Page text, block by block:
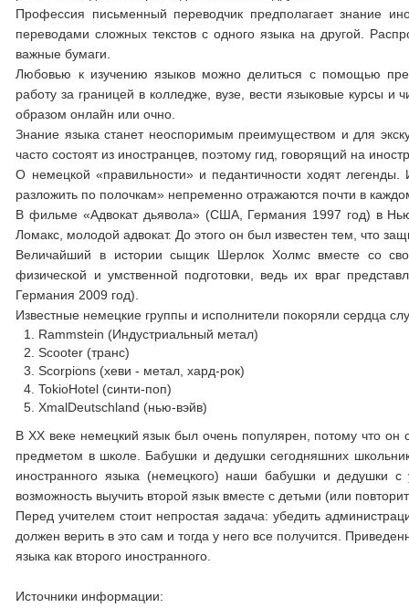
Профессия письменный переводчик предполагает знание
переводами сложных текстов с одного языка на другой.
важные бумаги.
Любовью к изучению языков можно делиться с помощью
работу за границей в колледже, вузе, вести языковые курсы и
образом онлайн или очно.
Знание языка станет неоспоримым преимуществом и для
часто состоят из иностранцев, поэтому гид, говорящий на
О немецкой «правильности» и педантичности ходят
разложить по полочкам» непременно отражаются почти в
В фильме «Адвокат дьявола» (США, Германия 1997 год) в
Ломакс, молодой адвокат. До этого он был известен тем, что
Величайший в истории сыщик Шерлок Холмс вместе со
физической и умственной подготовки, ведь их враг
Германия 2009 год).
Известные немецкие группы и исполнители покоряли сердца
Rammstein (Индустриальный метал)
Scooter (транс)
Scorpions (хеви - метал, хард-рок)
TokioHotel (синти-поп)
XmalDeutschland (нью-вэйв)
В XX веке немецкий язык был очень популярен, потому что
предметом в школе. Бабушки и дедушки сегодняшних
иностранного языка (немецкого) наши бабушки и дедушки с
возможность выучить второй язык вместе с детьми (или
Перед учителем стоит непростая задача: убедить
должен верить в это сам и тогда у него все получится.
языка как второго иностранного.
Источники информации: